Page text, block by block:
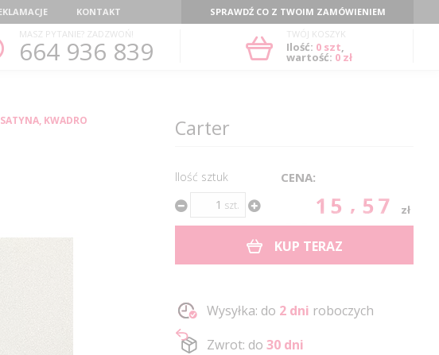
KONTAKT
SPRAWDŹ CO Z TWOIM ZAMÓWIENIEM
MASZ PYTANIE? ZADZWOŃ!
664 936 839
TWÓJ KOSZYK
Ilość: 0szt,
wartość: 0 zł
KWADRO Carter
Ilość sztuk
szt.
CENA:
15.57 zł
KUP TERAZ
Wysyłka: do 2 dni roboczych
Zwrot: do 30 dni